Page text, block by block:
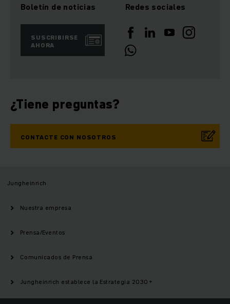
Boletín de noticias
SUSCRIBIRSE
AHORA
Redes sociales
¿Tiene preguntas?
CONTACTE CON NOSOTROS
Jungheinrich
Nuestra empresa
Prensa/Eventos
Comunicados de Prensa
Jungheinrich establece la Estrategia 2030+